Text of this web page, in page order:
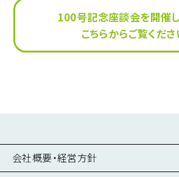
2025年 11-12月号
Vol.113
100号記念座談会を開催し
こちらからご覧くださ
会社概要・経営方針